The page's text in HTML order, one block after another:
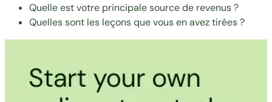
Quelle est votre principale source de revenus ?
Quelles sont les leçons que vous en avez tirées ?